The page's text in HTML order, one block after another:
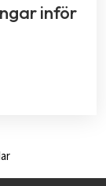
inför